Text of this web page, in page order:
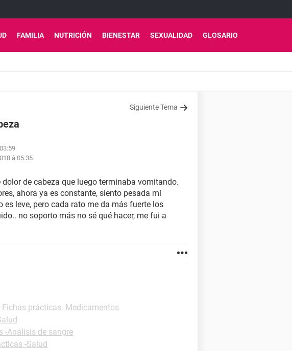
FAMILIA NUTRICIÓN BIENESTAR SEXUALIDAD GLOSARIO
Siguiente Tema
à 05:35
de cabeza que luego terminaba vomitando.
ahora ya es constante, siento pesada mí
es leve, pero cada rato me da más fuerte los
no soporto más no sé qué hacer, me fui a
Fichas prácticas -Medicamentos
-Análisis de sangre
-Salud